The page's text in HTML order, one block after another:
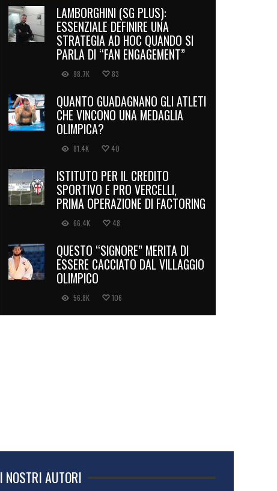
LAMBORGHINI (SG PLUS):
ESSENZIALE DEFINIRE UNA
STRATEGIA AD HOC QUANDO SI
PARLA DI “FAN ENGAGEMENT”
98.7K 83
QUANTO GUADAGNANO GLI ATLETI
CHE VINCONO UNA MEDAGLIA
OLIMPICA?
81.4K 40
ISTITUTO PER IL CREDITO
SPORTIVO E PRO VERCELLI,
PRIMA OPERAZIONE DI FACTORING
66.4K 48
QUESTO “SIGNORE” MERITA DI
ESSERE CACCIATO DAL VILLAGGIO
OLIMPICO
56.8K 106
I NOSTRI AUTORI